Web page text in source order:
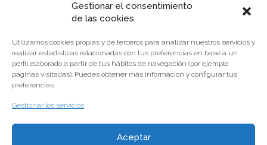
Gestionar el consentimiento
de las cookies
Utilizamos cookies propias y de terceros para analizar nuestros servicios y
realizar estadísticas relacionadas con tus preferencias en base a un
perfil elaborado a partir de tus hábitos de navegación (por ejemplo
páginas visitadas). Puedes obtener más información y configurar tus
preferencias:
Gestionar los servicios
Aceptar
INFORMACIÓN BÁSICA SOBRE PROTECCIÓN DE DATOS
IMQ NAVARRA SOCIEDAD ODONTOLÓGICA, S.L.
Finalidad
Responder a tu solicitud y ponernos en contacto contigo
en su caso.+info
Derechos
Tienes derecho a acceder, rectificar y suprimir los datos,
así como otros derechos, como se explica en la información
Información
Puedes consultar la información adicional y detallada